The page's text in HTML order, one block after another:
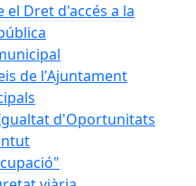
el Dret d'accés a la
de l'Ajuntament
d'Oportunitats